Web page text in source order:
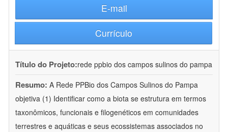
E-mail
Currículo
Título do Projeto:rede ppbio dos campos sulinos do pampa
Resumo: A Rede PPBio dos Campos Sulinos do Pampa
objetiva (1) Identificar como a biota se estrutura em termos
taxonômicos, funcionais e filogenéticos em comunidades
terrestres e aquáticas e seus ecossistemas associados no